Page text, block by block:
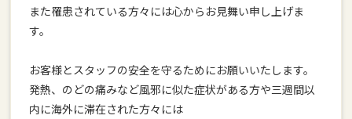
また罹患されている方々には心からお見舞い申し上げま
す。
お客様とスタッフの安全を守るためにお願いいたします。
発熱、のどの痛みなど風邪に似た症状がある方や三週間以
内に海外に滞在された方々には